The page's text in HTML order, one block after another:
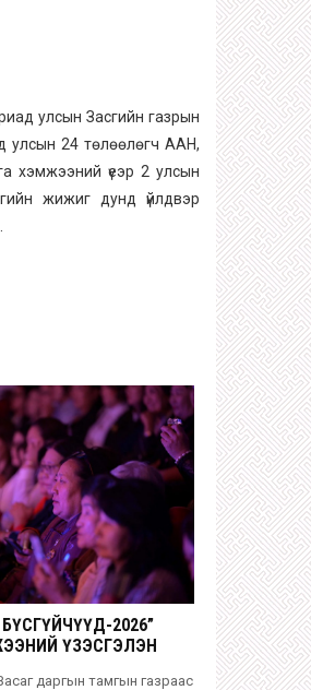
улсын Засгийн газрын
улсын 24 төлөөлөгч ААН,
хэмжээний үеэр 2 улсын
жижиг дунд үйлдвэр
2026”
ҮЗЭСГЭЛЭН
даргын тамгын газраас